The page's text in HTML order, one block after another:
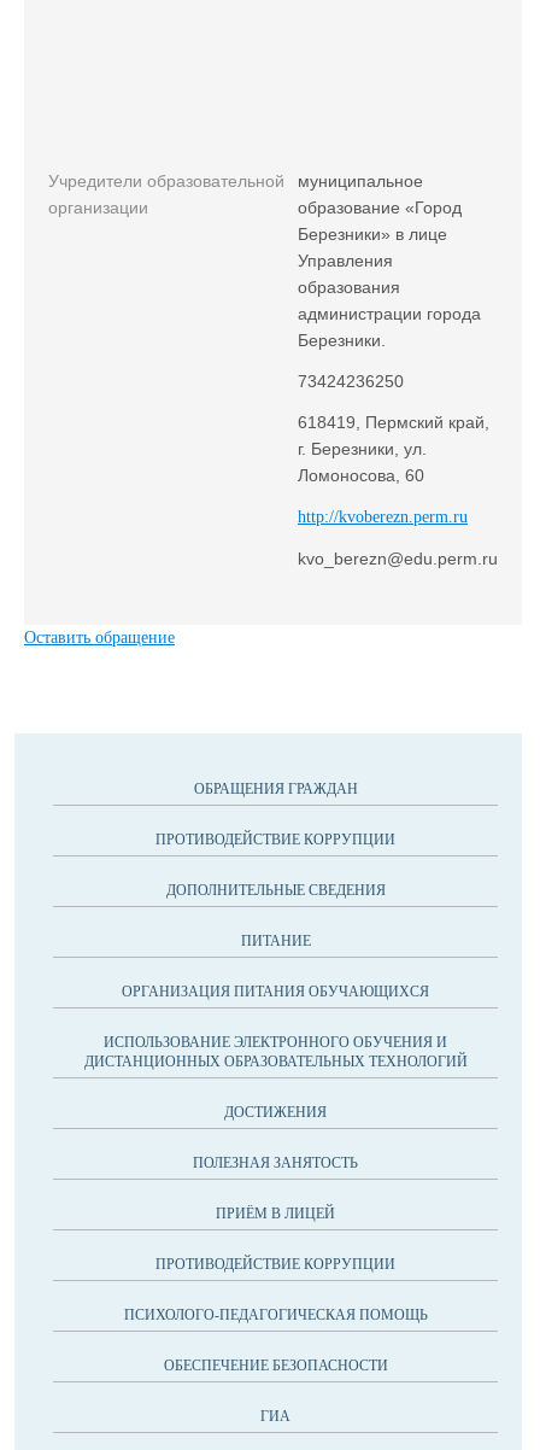
Учредители образовательной
организации
муниципальное
образование «Город
Березники» в лице
Управления
образования
администрации города
Березники.
73424236250
618419, Пермский край,
г. Березники, ул.
Ломоносова, 60
http://kvoberezn.perm.ru
kvo_berezn@edu.perm.ru
Оставить обращение
ОБРАЩЕНИЯ ГРАЖДАН
ПРОТИВОДЕЙСТВИЕ КОРРУПЦИИ
ДОПОЛНИТЕЛЬНЫЕ СВЕДЕНИЯ
ПИТАНИЕ
ОРГАНИЗАЦИЯ ПИТАНИЯ ОБУЧАЮЩИХСЯ
ИСПОЛЬЗОВАНИЕ ЭЛЕКТРОННОГО ОБУЧЕНИЯ И
ДИСТАНЦИОННЫХ ОБРАЗОВАТЕЛЬНЫХ ТЕХНОЛОГИЙ
ДОСТИЖЕНИЯ
ПОЛЕЗНАЯ ЗАНЯТОСТЬ
ПРИЁМ В ЛИЦЕЙ
ПРОТИВОДЕЙСТВИЕ КОРРУПЦИИ
ПСИХОЛОГО-ПЕДАГОГИЧЕСКАЯ ПОМОЩЬ
ОБЕСПЕЧЕНИЕ БЕЗОПАСНОСТИ
ГИА